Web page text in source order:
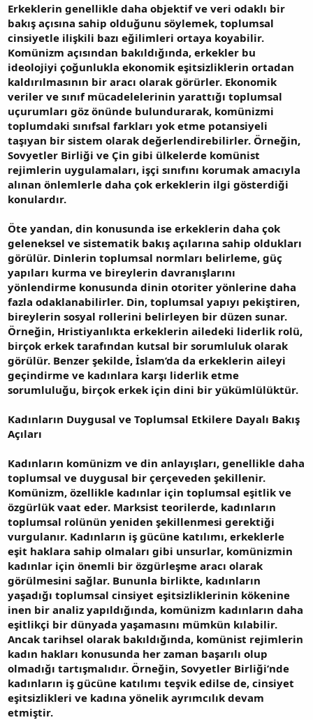
Erkeklerin genellikle daha objektif ve veri odaklı bir
bakış açısına sahip olduğunu söylemek, toplumsal
cinsiyetle ilişkili bazı eğilimleri ortaya koyabilir.
Komünizm açısından bakıldığında, erkekler bu
ideolojiyi çoğunlukla ekonomik eşitsizliklerin ortadan
kaldırılmasının bir aracı olarak görürler. Ekonomik
veriler ve sınıf mücadelelerinin yarattığı toplumsal
uçurumları göz önünde bulundurarak, komünizmi
toplumdaki sınıfsal farkları yok etme potansiyeli
taşıyan bir sistem olarak değerlendirebilirler. Örneğin,
Sovyetler Birliği ve Çin gibi ülkelerde komünist
rejimlerin uygulamaları, işçi sınıfını korumak amacıyla
alınan önlemlerle daha çok erkeklerin ilgi gösterdiği
konulardır.
Öte yandan, din konusunda ise erkeklerin daha çok
geleneksel ve sistematik bakış açılarına sahip oldukları
görülür. Dinlerin toplumsal normları belirleme, güç
yapıları kurma ve bireylerin davranışlarını
yönlendirme konusunda dinin otoriter yönlerine daha
fazla odaklanabilirler. Din, toplumsal yapıyı pekiştiren,
bireylerin sosyal rollerini belirleyen bir düzen sunar.
Örneğin, Hristiyanlıkta erkeklerin ailedeki liderlik rolü,
birçok erkek tarafından kutsal bir sorumluluk olarak
görülür. Benzer şekilde, İslam’da da erkeklerin aileyi
geçindirme ve kadınlara karşı liderlik etme
sorumluluğu, birçok erkek için dini bir yükümlülüktür.
Kadınların Duygusal ve Toplumsal Etkilere Dayalı Bakış
Açıları
Kadınların komünizm ve din anlayışları, genellikle daha
toplumsal ve duygusal bir çerçeveden şekillenir.
Komünizm, özellikle kadınlar için toplumsal eşitlik ve
özgürlük vaat eder. Marksist teorilerde, kadınların
toplumsal rolünün yeniden şekillenmesi gerektiği
vurgulanır. Kadınların iş gücüne katılımı, erkeklerle
eşit haklara sahip olmaları gibi unsurlar, komünizmin
kadınlar için önemli bir özgürleşme aracı olarak
görülmesini sağlar. Bununla birlikte, kadınların
yaşadığı toplumsal cinsiyet eşitsizliklerinin kökenine
inen bir analiz yapıldığında, komünizm kadınların daha
eşitlikçi bir dünyada yaşamasını mümkün kılabilir.
Ancak tarihsel olarak bakıldığında, komünist rejimlerin
kadın hakları konusunda her zaman başarılı olup
olmadığı tartışmalıdır. Örneğin, Sovyetler Birliği’nde
kadınların iş gücüne katılımı teşvik edilse de, cinsiyet
eşitsizlikleri ve kadına yönelik ayrımcılık devam
etmiştir.